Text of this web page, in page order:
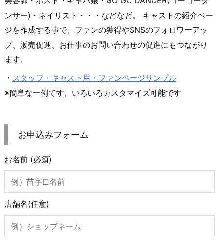
ンサー)・ネイリスト・・・などなど。 キャストの紹介ペー
ジを作成する事で、ファンの獲得やSNSのフォロワーアッ
プ、販売促進、お仕事のお問い合わせの促進にもつながり
ます。
・ スタッフ・キャスト用・ファンページサンプル
※簡単な一例です。いろいろカスタマイズ可能です
お申込みフォーム
お名前 (必須)
店舗名(任意)